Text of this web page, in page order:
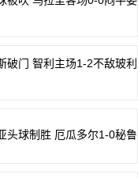
破门 智利主场1-2不敌玻利
头球制胜 厄瓜多尔1-0秘鲁